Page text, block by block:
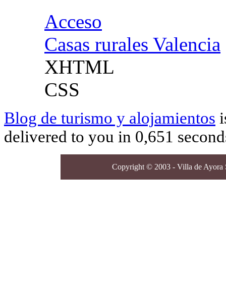
Acceso
Casas rurales Valencia
XHTML
CSS
Blog de turismo y alojamientos
delivered to you in 0,651
Copyright © 2003 - Villa de Ayora